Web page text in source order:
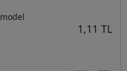
1,11 TL